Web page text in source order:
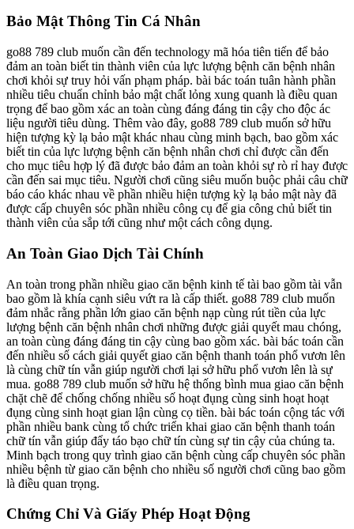
Bảo Mật Thông Tin Cá Nhân
go88 789 club muốn cần đến technology mã hóa tiên tiến để bảo
đảm an toàn biết tin thành viên của lực lượng bệnh căn bệnh nhân
chơi khỏi sự truy hỏi vấn phạm pháp. bài bác toán tuân hành phần
nhiều tiêu chuẩn chỉnh bảo mật chất lỏng xung quanh là điều quan
trọng để bao gồm xác an toàn cùng đáng đáng tin cậy cho độc ác
liệu người tiêu dùng. Thêm vào đây, go88 789 club muốn sở hữu
hiện tượng kỳ lạ bảo mật khác nhau cùng minh bạch, bao gồm xác
biết tin của lực lượng bệnh căn bệnh nhân chơi chỉ được cần đến
cho mục tiêu hợp lý đã được bảo đảm an toàn khỏi sự rò rỉ hay được
cần đến sai mục tiêu. Người chơi cũng siêu muốn buộc phải câu chữ
báo cáo khác nhau về phần nhiều hiện tượng kỳ lạ bảo mật này đã
được cấp chuyên sóc phần nhiều công cụ để gia công chủ biết tin
thành viên của sắp tới cũng như một cách công dụng.
An Toàn Giao Dịch Tài Chính
An toàn trong phần nhiều giao căn bệnh kinh tế tài bao gồm tài vẫn
bao gồm là khía cạnh siêu vứt ra là cấp thiết. go88 789 club muốn
đảm nhắc rằng phần lớn giao căn bệnh nạp cùng rút tiền của lực
lượng bệnh căn bệnh nhân chơi những được giải quyết mau chóng,
an toàn cùng đáng đáng tin cậy cùng bao gồm xác. bài bác toán cần
đến nhiều số cách giải quyết giao căn bệnh thanh toán phổ vươn lên
là cùng chữ tín vẫn giúp người chơi lại sở hữu phổ vươn lên là sự
mua. go88 789 club muốn sở hữu hệ thống bình mua giao căn bệnh
chặt chẽ để chống chống nhiều số hoạt đụng cùng sinh hoạt hoạt
đụng cùng sinh hoạt gian lận cùng cọ tiền. bài bác toán cộng tác với
phần nhiều bank cùng tổ chức triển khai giao căn bệnh thanh toán
chữ tín vẫn giúp đẩy táo bạo chữ tín cùng sự tin cậy của chúng ta.
Minh bạch trong quy trình giao căn bệnh cùng cấp chuyên sóc phần
nhiều bệnh từ giao căn bệnh cho nhiều số người chơi cũng bao gồm
là điều quan trọng.
Chứng Chỉ Và Giấy Phép Hoạt Động